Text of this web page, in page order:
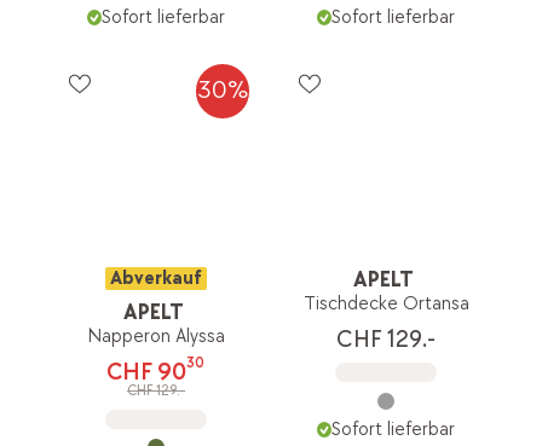
Sofort lieferbar Sofort lieferbar
30%
Abverkauf
APELT
Napperon Alyssa
CHF 9030
CHF 129.-
APELT
Tischdecke Ortansa
CHF 129.-
Sofort lieferbar